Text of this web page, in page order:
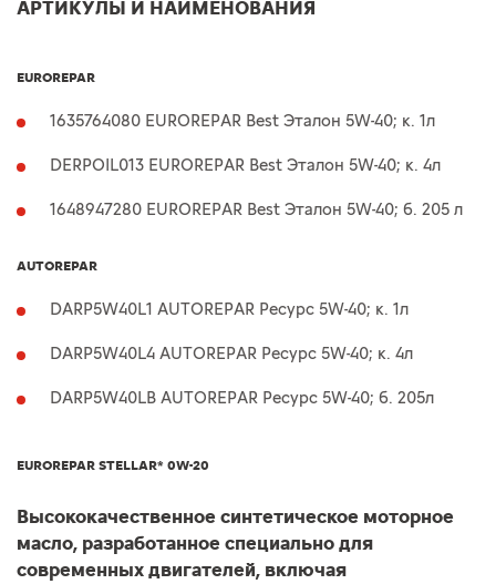
АРТИКУЛЫ И НАИМЕНОВАНИЯ
EUROREPAR
1635764080 EUROREPAR Best Эталон 5W-40; к. 1л
DERPOIL013 EUROREPAR Best Эталон 5W-40; к. 4л
1648947280 EUROREPAR Best Эталон 5W-40; б. 205 л
AUTOREPAR
DARP5W40L1 AUTOREPAR Ресурс 5W-40; к. 1л
DARP5W40L4 AUTOREPAR Ресурс 5W-40; к. 4л
DARP5W40LB AUTOREPAR Ресурс 5W-40; б. 205л
EUROREPAR STELLAR* 0W-20
Высококачественное синтетическое моторное
масло, разработанное специально для
современных двигателей, включая